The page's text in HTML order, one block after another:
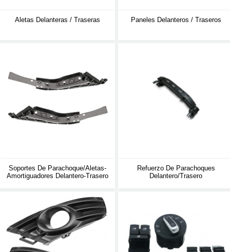
Aletas Delanteras / Traseras Paneles Delanteros / Traseros
Soportes De Parachoque/aletas-
Amortiguadores Delantero-Trasero
Refuerzo De Parachoques
Delantero/trasero